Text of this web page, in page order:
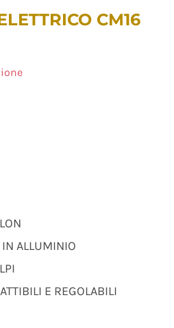
CM16
ALLUMINIO
E REGOLABILI